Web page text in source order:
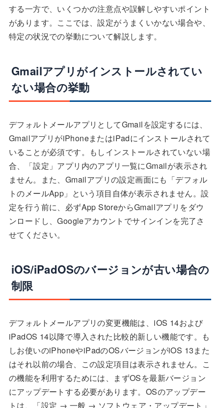
する一方で、いくつかの注意点や誤解しやすいポイント
があります。ここでは、設定がうまくいかない場合や、
特定の状況での挙動について解説します。
Gmailアプリがインストールされてい
ない場合の挙動
デフォルトメールアプリとしてGmailを設定するには、
GmailアプリがiPhoneまたはiPadにインストールされて
いることが必須です。もしインストールされていない場
合、「設定」アプリ内のアプリ一覧にGmailが表示され
ません。また、Gmailアプリの設定画面にも「デフォル
トのメールApp」という項目自体が表示されません。設
定を行う前に、必ずApp StoreからGmailアプリをダウ
ンロードし、Googleアカウントでサインインを完了さ
せてください。
iOS/iPadOSのバージョンが古い場合の
制限
デフォルトメールアプリの変更機能は、iOS 14および
iPadOS 14以降で導入された比較的新しい機能です。も
しお使いのiPhoneやiPadのOSバージョンがiOS 13また
はそれ以前の場合、この設定項目は表示されません。こ
の機能を利用するためには、まずOSを最新バージョン
にアップデートする必要があります。OSのアップデー
トは、「設定 → 一般 → ソフトウェア・アップデート」